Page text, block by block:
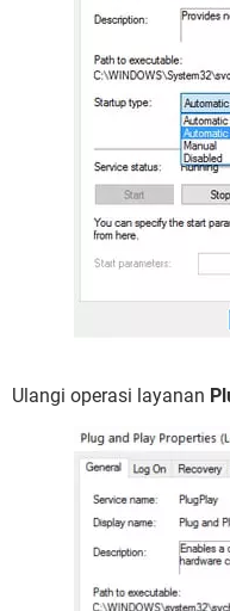
Ulangi operasi layanan